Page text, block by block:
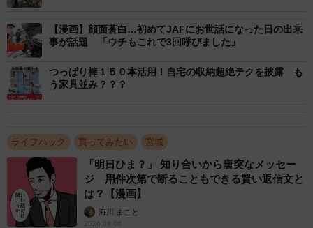
ら震度6の揺れに耐えていました。初めて体験した揺れでも
うこのまま終わるのかと思いました。揺れが収まったあ
と、部屋を見回すと布団の横にあったタンスが、布団の上
に倒れていました」
【漫画】顔面蒼白…初めてJAFにお世話になった日の出来
事が話題 「ウチもこれで3回呼びました」
つっぱり棒１５０本活用！自宅の収納超絶テクを披露 も
う家具並み？？？
ライフハック 買ってみたい 宮城
「明日ひま？」 知り合いから唐突なメッセー
ジ 用件次第で断ることもできる賢い返信文と
は？【漫画】
海川 まこと
2026.08.06